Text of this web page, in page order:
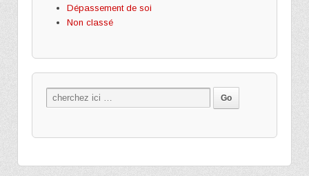
Dépassement de soi
Non classé